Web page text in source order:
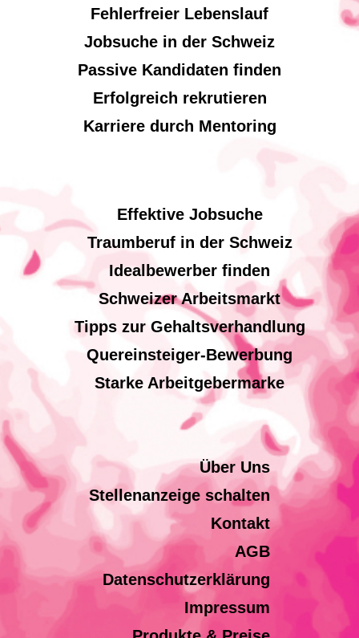
Fehlerfreier Lebenslauf
Jobsuche in der Schweiz
Passive Kandidaten finden
Erfolgreich rekrutieren
Karriere durch Mentoring
Effektive Jobsuche
Traumberuf in der Schweiz
Idealbewerber finden
Schweizer Arbeitsmarkt
Tipps zur Gehaltsverhandlung
Quereinsteiger-Bewerbung
Starke Arbeitgebermarke
Über Uns
Stellenanzeige schalten
Kontakt
AGB
Datenschutzerklärung
Impressum